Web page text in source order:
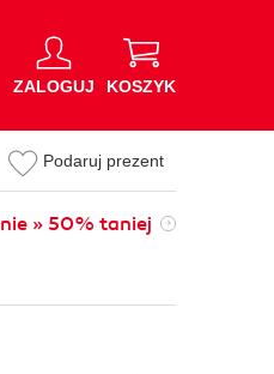
ZALOGUJ KOSZYK
Podaruj prezent
» 50% taniej